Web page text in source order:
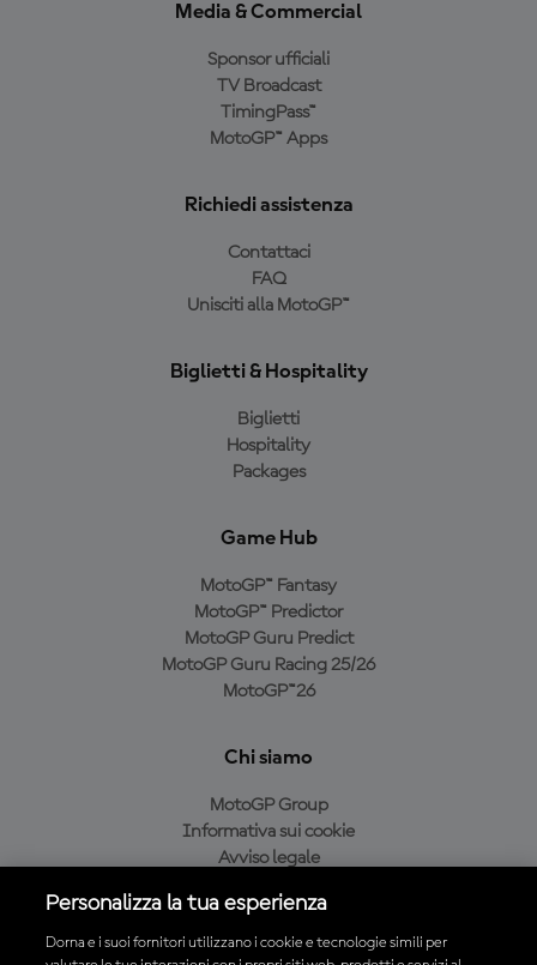
Media & Commercial
Sponsor ufficiali
TV Broadcast
TimingPass™
MotoGP™ Apps
Richiedi assistenza
Contattaci
FAQ
Unisciti alla MotoGP™
Biglietti & Hospitality
Biglietti
Hospitality
Packages
Game Hub
MotoGP™ Fantasy
MotoGP™ Predictor
MotoGP Guru Predict
MotoGP Guru Racing 25/26
MotoGP™26
Chi siamo
MotoGP Group
Informativa sui cookie
Avviso legale
Condizioni di acquisto
Personalizza la tua esperienza
Dorna e i suoi fornitori utilizzano i cookie e tecnologie simili per